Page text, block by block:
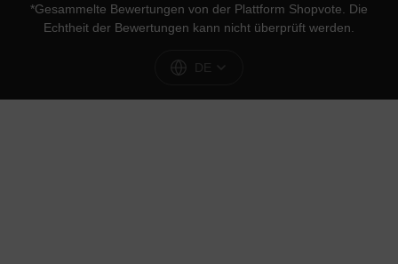
*Gesammelte Bewertungen von der Plattform Shopvote . Die
Echtheit der Bewertungen kann nicht überprüft werden.
DE